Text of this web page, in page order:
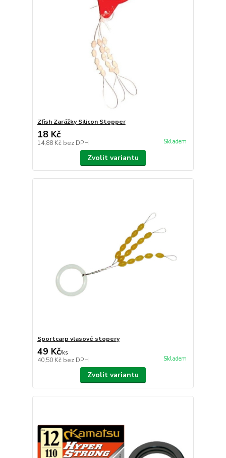
Zfish Zarážky Silicon Stopper
18 Kč
14,88 Kč bez DPH Skladem
Zvolit variantu
Sportcarp vlasové stopery
49 Kč/ks
40,50 Kč bez DPH Skladem
Zvolit variantu